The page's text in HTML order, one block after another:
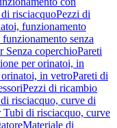
risciacquoPezzi di
funzionamento
senza
Senza coperchioPareti
per orinatoi, in
orinatoi, in vetroPareti di
Pezzi di ricambio
risciacquo, curve di
di risciacquo, curve
Materiale di